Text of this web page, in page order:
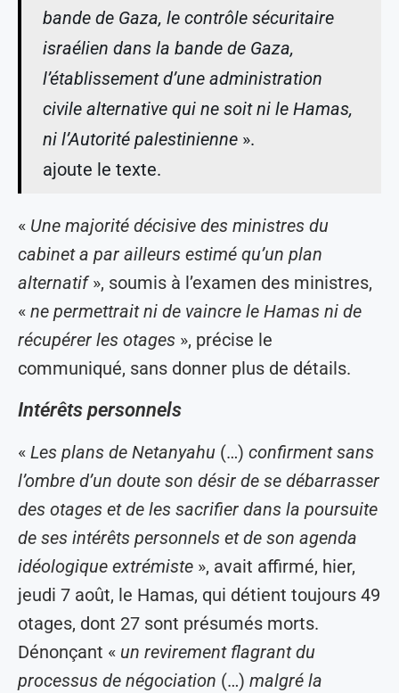
bande de Gaza, le contrôle sécuritaire
israélien dans la bande de Gaza,
l’établissement d’une administration
civile alternative qui ne soit ni le Hamas,
ni l’Autorité palestinienne ».
ajoute le texte.
« Une majorité décisive des ministres du
cabinet a par ailleurs estimé qu’un plan
alternatif», soumis à l’examen des ministres,
« ne permettrait ni de vaincre le Hamas ni de
récupérer les otages », précise le
communiqué, sans donner plus de détails.
Intérêts personnels
« Les plans de Netanyahu (…) confirment sans
l’ombre d’un doute son désir de se débarrasser
des otages et de les sacrifier dans la poursuite
de ses intérêts personnels et de son agenda
idéologique extrémiste », avait affirmé, hier,
jeudi 7 août, le Hamas, qui détient toujours 49
otages, dont 27 sont présumés morts.
Dénonçant « un revirement flagrant du
processus de négociation (…) malgré la